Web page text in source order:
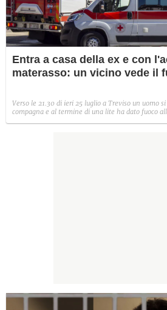
Entra a casa della ex e con
materasso: un vicino vede il
Verso le 21.30 di ieri 25 luglio a Treviso un uomo
compagna e al termine di una lite ha dato fuoco